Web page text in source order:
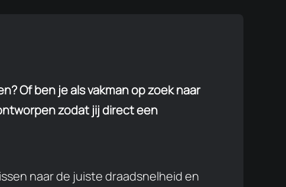
Of ben je als vakman op zoek naar
zodat jij direct een
naar de juiste draadsnelheid en